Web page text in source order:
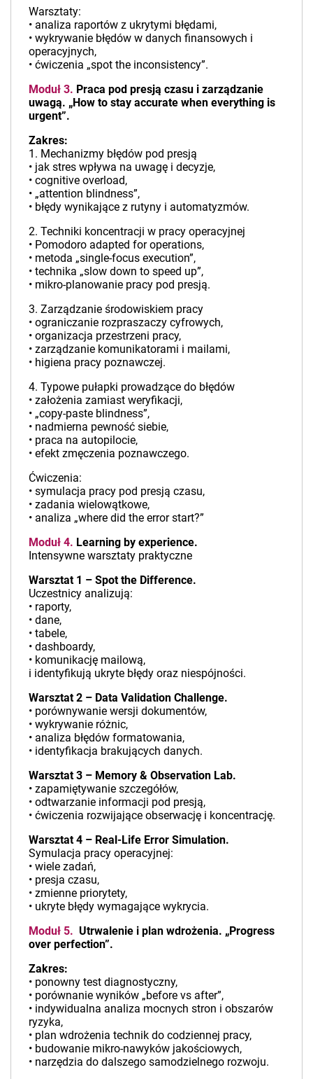
Warsztaty:
• analiza raportów z ukrytymi błędami,
• wykrywanie błędów w danych finansowych i
operacyjnych,
• ćwiczenia „spot the inconsistency”.
Moduł 3. Praca pod presją czasu i zarządzanie
uwagą. „How to stay accurate when everything is
urgent”.
Zakres:
1. Mechanizmy błędów pod presją
• jak stres wpływa na uwagę i decyzje,
• cognitive overload,
• „attention blindness”,
• błędy wynikające z rutyny i automatyzmów.
2. Techniki koncentracji w pracy operacyjnej
• Pomodoro adapted for operations,
• metoda „single-focus execution”,
• technika „slow down to speed up”,
• mikro-planowanie pracy pod presją.
3. Zarządzanie środowiskiem pracy
• ograniczanie rozpraszaczy cyfrowych,
• organizacja przestrzeni pracy,
• zarządzanie komunikatorami i mailami,
• higiena pracy poznawczej.
4. Typowe pułapki prowadzące do błędów
• założenia zamiast weryfikacji,
• „copy-paste blindness”,
• nadmierna pewność siebie,
• praca na autopilocie,
• efekt zmęczenia poznawczego.
Ćwiczenia:
• symulacja pracy pod presją czasu,
• zadania wielowątkowe,
• analiza „where did the error start?”
Moduł 4. Learning by experience.
Intensywne warsztaty praktyczne
Warsztat 1 – Spot the Difference.
Uczestnicy analizują:
• raporty,
• dane,
• tabele,
• dashboardy,
• komunikację mailową,
i identyfikują ukryte błędy oraz niespójności.
Warsztat 2 – Data Validation Challenge.
• porównywanie wersji dokumentów,
• wykrywanie różnic,
• analiza błędów formatowania,
• identyfikacja brakujących danych.
Warsztat 3 – Memory & Observation Lab.
• zapamiętywanie szczegółów,
• odtwarzanie informacji pod presją,
• ćwiczenia rozwijające obserwację i koncentrację.
Warsztat 4 – Real-Life Error Simulation.
Symulacja pracy operacyjnej:
• wiele zadań,
• presja czasu,
• zmienne priorytety,
• ukryte błędy wymagające wykrycia.
Moduł 5. Utrwalenie i plan wdrożenia. „Progress
over perfection”.
Zakres:
• ponowny test diagnostyczny,
• porównanie wyników „before vs after”,
• indywidualna analiza mocnych stron i obszarów
ryzyka,
• plan wdrożenia technik do codziennej pracy,
• budowanie mikro-nawyków jakościowych,
• narzędzia do dalszego samodzielnego rozwoju.